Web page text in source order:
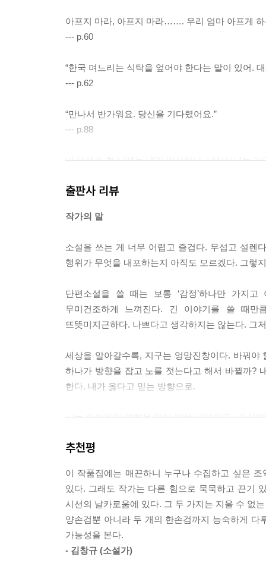
아프지 마라, 아프지 마라……. 우리 엄마 아프게
--- p.60
“한국 며느리는 식탁을 엎어야 한다는 말이 있어.
--- p.62
“만나서 반가워요. 당신을 기다렸어요.”
--- p.88
내 인생의 첫 난제는 내가 여성이냐, 남성이냐는 거
--- p.97
너는 알에서 태어나서 배꼽이 없어. 엄마 배에 있던
--- p.98
네가 자꾸 눈길을 끌었다는 거, 네가 특별했기 때
--- p.120
--- p.135
“끊임없이 사랑을 해. 꼭 불타오르는 사랑이 아니
“보고 싶었어. 수고했고, 기다렸어.”
--- p.174
모든 대화는 초능력이야.
--- p.181
하필 네가 있던 곳이 우주여서 나는 하늘을 바라
출판사 리뷰
작가의 말
소설을 쓰는 게 너무 어렵고 즐겁다. 무섭고 설렌
행위가 무엇을 내포하는지 아직도 모르겠다. 그렇
단편소설을 쓸 때는 보통 ‘감정’하나만 가지
무미건조하게 느껴진다. 긴 이야기를 쓸 때
뜨뜻미지근하다. 나쁘다고 생각하지는 않는다. 그
세상을 알아갈수록, 지구는 엉망진창이다. 바꿔
하나가 방향을 잡고 노를 젓는다고 해서 바뀔까?
한다. 내가 옳다고 믿는 방향으로.
나는 아이돌의 영향을 많이 받은 세대이고, 내 10
연기를 하거나, 혹은 세상에 없다. 한때 나의 영웅
이야기를 들었다. “너는 그 친구들과 또래라 힘들
아닌 일이구나. 또 하나는, 그렇다면 나는 이 감정
이 소설집에 실린 소설이 전부 그 이야기를 하
서러움, 외로움과 기괴함을 담고 있다.
추천평
이 작품집에는 매끈하니 누구나 수집하고 싶은
있다. 그래도 작가는 다른 힘으로 묵묵하고 끈기
시선의 날카로움에 있다. 그 두 가지는 지울 수 없
양손검뿐 아니라 두 개의 한손검까지 능숙하게
가능성을 본다.
- 김창규 (소설가)